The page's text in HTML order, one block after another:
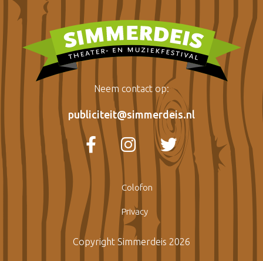
Neem contact op:
publiciteit@simmerdeis.nl
Colofon
Privacy
Copyright Simmerdeis 2026